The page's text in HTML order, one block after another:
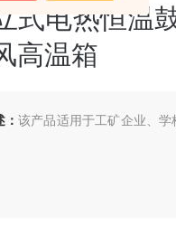
式电热恒温
高温箱
该产品适用于工矿企业、